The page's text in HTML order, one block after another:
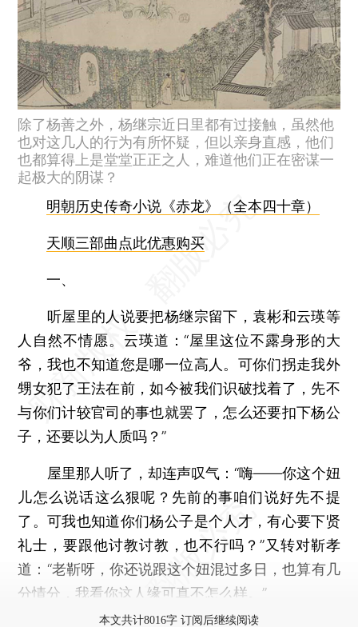
除了杨善之外，杨继宗近日里都有过接触，虽然他
也对这几人的行为有所怀疑，但以亲身直感，他们
也都算得上是堂堂正正之人，难道他们正在密谋一
起极大的阴谋？
明朝历史传奇小说《赤龙》（全本四十章）
天顺三部曲点此优惠购买
一、
听屋里的人说要把杨继宗留下，袁彬和云瑛等
人自然不情愿。云瑛道：“屋里这位不露身形的大
爷，我也不知道您是哪一位高人。可你们拐走我外
甥女犯了王法在前，如今被我们识破找着了，先不
与你们计较官司的事也就罢了，怎么还要扣下杨公
子，还要以为人质吗？”
屋里那人听了，却连声叹气：“嗨——你这个妞
儿怎么说话这么狠呢？先前的事咱们说好先不提
了。可我也知道你们杨公子是个人才，有心要下贤
礼士，要跟他讨教讨教，也不行吗？”又转对靳孝
道：“老靳呀，你还说跟这个妞混过多日，也算有几
分情分，我看你这人缘可真不怎么样。”
本文共计8016字 订阅后继续阅读